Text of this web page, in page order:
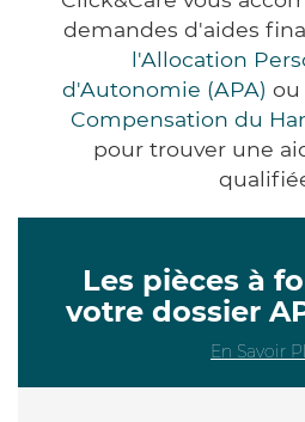
demandes d'aides
l'Allocation
d'Autonomie (APA) ou
Compensation du
pour trouver une
Les pièces à
votre dossier
En Savoir